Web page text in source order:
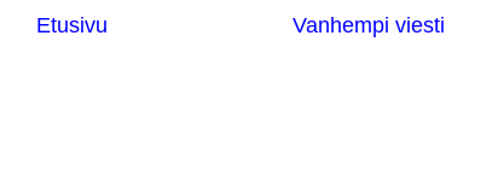
Vanhempi viesti
Etusivu